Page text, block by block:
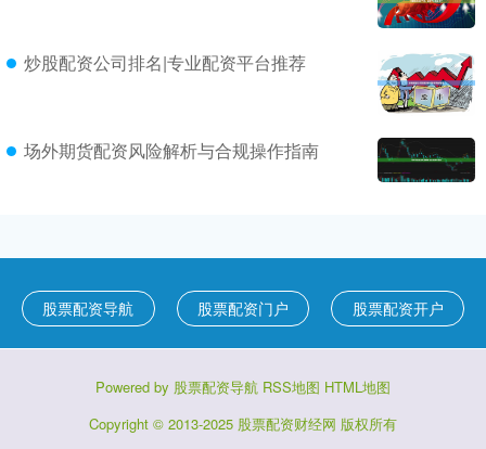
炒股配资公司排名|专业配资平台推荐
场外期货配资风险解析与合规操作指南
股票配资导航 股票配资门户 股票配资开户
Powered by 股票配资导航 RSS地图 HTML地图
Copyright © 2013-2025 股票配资财经网 版权所有